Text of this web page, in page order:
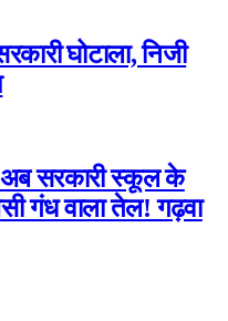
घोटाला, निजी
अब सरकारी स्कूल के
गंध वाला तेल! गढ़वा